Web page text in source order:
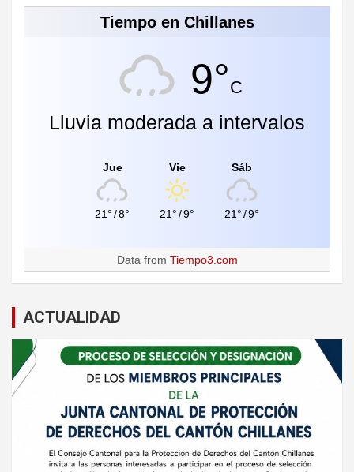
Tiempo en Chillanes
9°C
Lluvia moderada a intervalos
Jue
21°/8°
Vie
21°/9°
Sáb
21°/9°
Data from Tiempo3.com
ACTUALIDAD